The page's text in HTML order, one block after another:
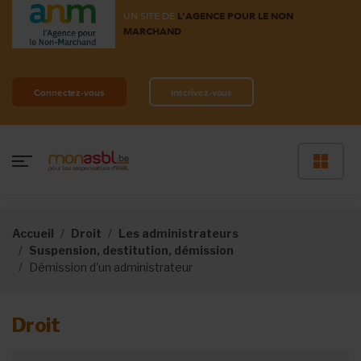
UN SITE DE L'AGENCE POUR LE NON
MARCHAND
Connectez-vous Inscrivez-vous
Accueil Droit
Les administrateurs
Suspension, destitution, démission
Démission d'un administrateur
Droit